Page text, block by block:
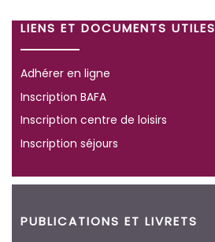
LIENS ET DOCUMENTS UTILES
Adhérer en ligne
Inscription BAFA
Inscription centre de loisirs
Inscription séjours
PUBLICATIONS ET LIVRETS